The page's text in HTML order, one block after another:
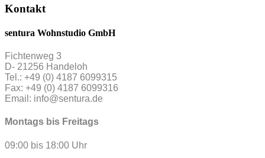
Kontakt
sentura Wohnstudio GmbH
Fichtenweg 3
D- 21256 Handeloh
Tel.: +49 (0) 4187 6099315
Fax: +49 (0) 4187 6099316
Email: info@sentura.de
Montags bis Freitags
09:00 bis 18:00 Uhr